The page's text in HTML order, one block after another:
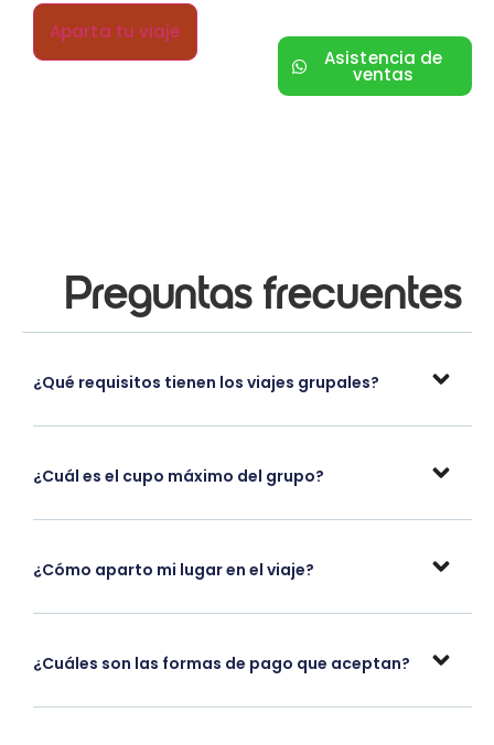
Aparta tu viaje
Asistencia de
ventas
Preguntas frecuentes
¿Qué requisitos tienen los viajes grupales?
¿Cuál es el cupo máximo del grupo?
¿Cómo aparto mi lugar en el viaje?
¿Cuáles son las formas de pago que aceptan?